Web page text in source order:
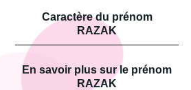
Caractère du prénom
RAZAK
En savoir plus sur le prénom
RAZAK